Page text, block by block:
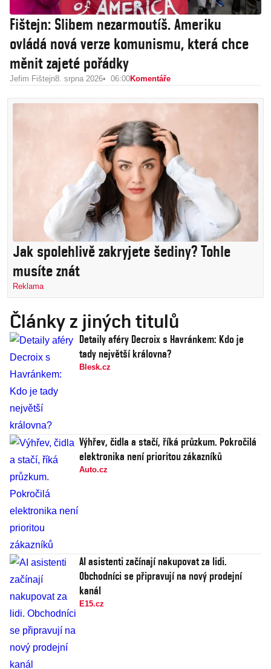
Fištejn: Slibem nezarmoutíš. Ameriku
ovládá nová verze komunismu, která chce
měnit zajeté pořádky
Jefim Fištejn8. srpna 2026 06:00Komentáře
Jak spolehlivě zakryjete šediny? Tohle
musíte znát
Reklama
Články z jiných titulů
Detaily aféry Decroix s Havránkem: Kdo je
tady největší královna?
Blesk.cz
Výhřev, čidla a stačí, říká průzkum. Pokročilá
elektronika není prioritou zákazníků
Auto.cz
AI asistenti začínají nakupovat za lidi.
Obchodníci se připravují na nový prodejní
kanál
E15.cz